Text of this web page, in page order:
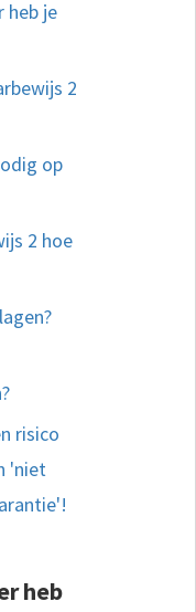
heb je
2
op
2 hoe
risico
'niet
heb